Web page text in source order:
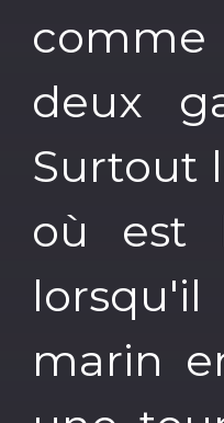
deux
Surtout
où est
marin